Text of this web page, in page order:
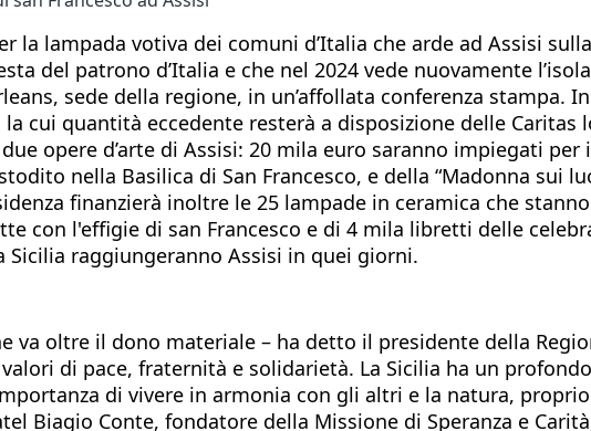
la lampada votiva dei comuni d’Italia che arde ad Assisi
del patrono d’Italia e che nel 2024 vede nuovamente
sede della regione, in un’affollata conferenza
la cui quantità eccedente resterà a disposizione delle
opere d’arte di Assisi: 20 mila euro saranno impiegati per
nella Basilica di San Francesco, e della “Madonna sui
finanzierà inoltre le 25 lampade in ceramica che
con l'effigie di san Francesco e di 4 mila libretti delle
raggiungeranno Assisi in quei giorni.
va oltre il dono materiale – ha detto il presidente della
di pace, fraternità e solidarietà. La Sicilia ha un
di vivere in armonia con gli altri e la natura,
Biagio Conte, fondatore della Missione di Speranza e